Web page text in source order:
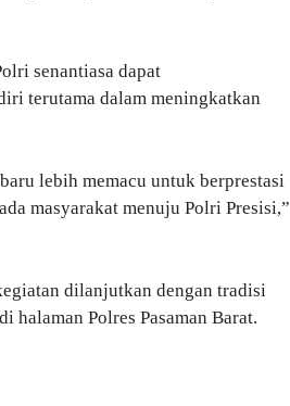
senantiasa dapat
terutama dalam meningkatkan
lebih memacu untuk berprestasi
masyarakat menuju Polri Presisi,”
dilanjutkan dengan tradisi
halaman Polres Pasaman Barat.